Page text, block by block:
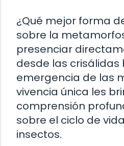
¿Qué mejor forma
sobre la
presenciar
desde las crisálidas
emergencia de las
vivencia única les
comprensión
sobre el ciclo de
insectos.